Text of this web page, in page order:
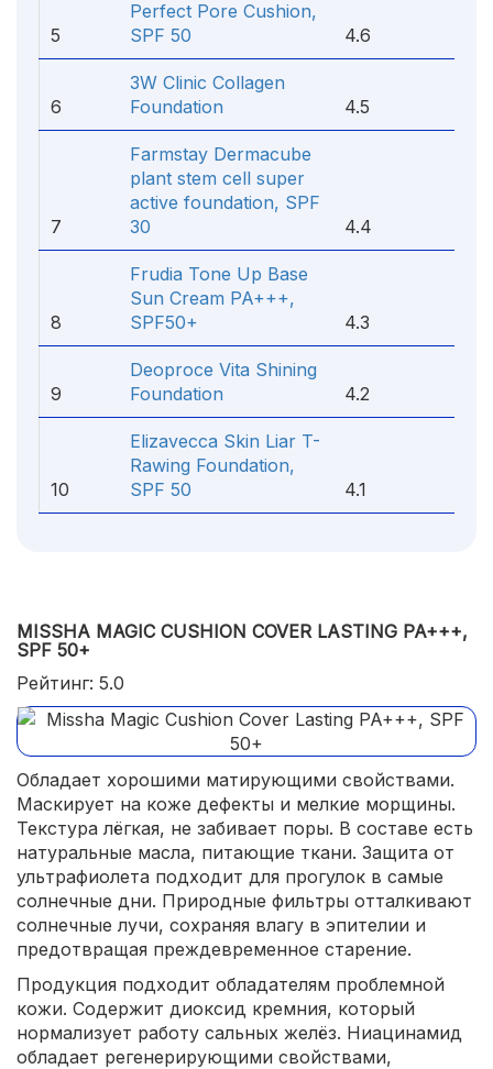
5
Perfect Pore Cushion,
SPF 50
4.6
6
3W Clinic Collagen
Foundation
4.5
7
Farmstay Dermacube
plant stem cell super
active foundation, SPF
30
4.4
8
Frudia Tone Up Base
Sun Cream PA+++,
SPF50+
4.3
9
Deoproce Vita Shining
Foundation
4.2
10
Elizavecca Skin Liar T-
Rawing Foundation,
SPF 50
4.1
MISSHA MAGIC CUSHION COVER LASTING PA+++,
SPF 50+
Рейтинг: 5.0
Обладает хорошими матирующими свойствами.
Маскирует на коже дефекты и мелкие морщины.
Текстура лёгкая, не забивает поры. В составе есть
натуральные масла, питающие ткани. Защита от
ультрафиолета подходит для прогулок в самые
солнечные дни. Природные фильтры отталкивают
солнечные лучи, сохраняя влагу в эпителии и
предотвращая преждевременное старение.
Продукция подходит обладателям проблемной
кожи. Содержит диоксид кремния, который
нормализует работу сальных желёз. Ниацинамид
обладает регенерирующими свойствами,